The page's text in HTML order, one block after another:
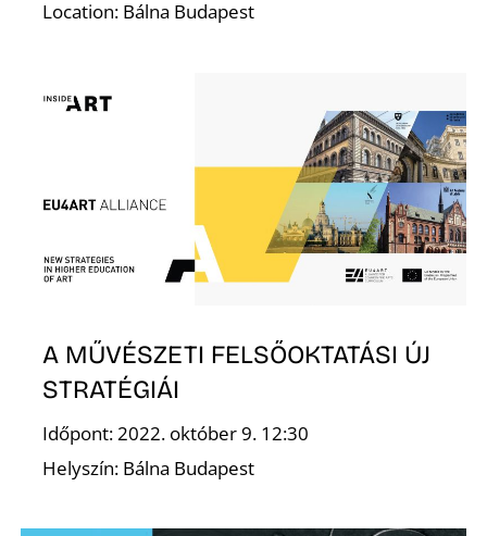
Location: Bálna Budapest
A MŰVÉSZETI FELSŐOKTATÁSI ÚJ
STRATÉGIÁI
Időpont: 2022. október 9. 12:30
Helyszín: Bálna Budapest